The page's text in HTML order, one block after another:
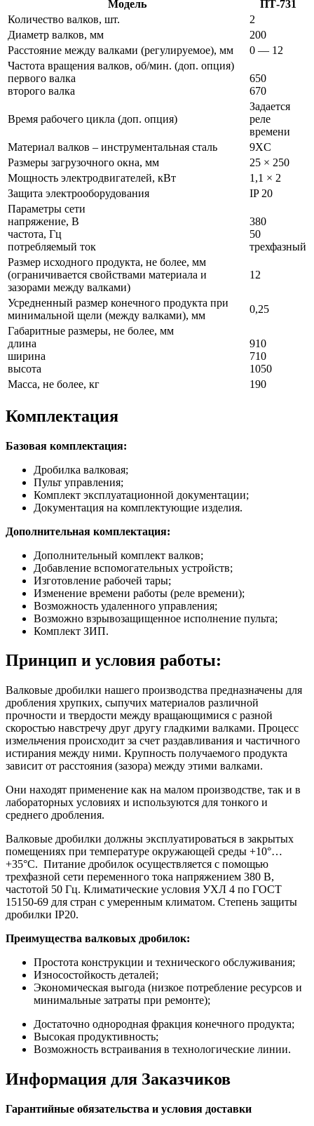
Модель
ПТ-731
Количество валков, шт.
2
Диаметр валков, мм
200
Расстояние между валками (регулируемое), мм
0 — 12
Частота вращения валков, об/мин. (доп. опция)
первого валка
второго валка
650
670
Время рабочего цикла (доп. опция)
Задается
реле
времени
Материал валков – инструментальная сталь
9XC
Размеры загрузочного окна, мм
25 × 250
Мощность электродвигателей, кВт
1,1 × 2
Защита электрооборудования
IP 20
Параметры сети
напряжение, В
частота, Гц
потребляемый ток
380
50
трехфазный
Размер исходного продукта, не более, мм
(ограничивается свойствами материала и
зазорами между валками)
12
Усредненный размер конечного продукта при
минимальной щели (между валками), мм
0,25
Габаритные размеры, не более, мм
длина
ширина
высота
910
710
1050
Масса, не более, кг
190
Комплектация
Базовая комплектация:
Дробилка валковая;
Пульт управления;
Комплект эксплуатационной документации;
Документация на комплектующие изделия.
Дополнительная комплектация:
Дополнительный комплект валков;
Добавление вспомогательных устройств;
Изготовление рабочей тары;
Изменение времени работы (реле времени);
Возможность удаленного управления;
Возможно взрывозащищенное исполнение пульта;
Комплект ЗИП.
Принцип и условия работы:
Валковые дробилки нашего производства предназначены для
дробления хрупких, сыпучих материалов различной
прочности и твердости между вращающимися с разной
скоростью навстречу друг другу гладкими валками. Процесс
измельчения происходит за счет раздавливания и частичного
истирания между ними. Крупность получаемого продукта
зависит от расстояния (зазора) между этими валками.
Они находят применение как на малом производстве, так и в
лабораторных условиях и используются для тонкого и
среднего дробления.
Валковые дробилки должны эксплуатироваться в закрытых
помещениях при температуре окружающей среды +10°…
+35°С. Питание дробилок осуществляется с помощью
трехфазной сети переменного тока напряжением 380 В,
частотой 50 Гц. Климатические условия УХЛ 4 по ГОСТ
15150-69 для стран с умеренным климатом. Степень защиты
дробилки IP20.
Преимущества валковых дробилок:
Простота конструкции и технического обслуживания;
Износостойкость деталей;
Экономическая выгода (низкое потребление ресурсов и
минимальные затраты при ремонте);
Достаточно однородная фракция конечного продукта;
Высокая продуктивность;
Возможность встраивания в технологические линии.
Информация для Заказчиков
Гарантийные обязательства и условия доставки